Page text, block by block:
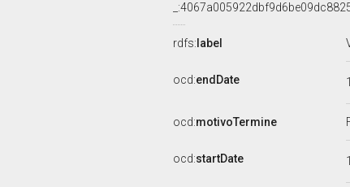
rdfs: label
ocd:endDate
ocd:motivoTermine
ocd:startDate